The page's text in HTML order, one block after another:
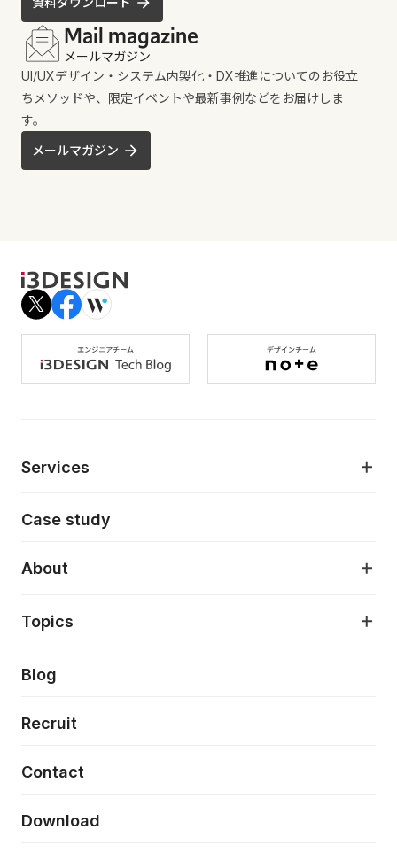
Mail magazine
メールマガジン
UI/UXデザイン・システム内製化・DX推進についてのお役立
ちメソッドや、限定イベントや最新事例などをお届けしま
す。
メールマガジン
Services
AI駆動開発支援
モダナイゼーション
特徴量エンジニアリングと生成AI
フロントエンド開発
Case study
About
About
Topics
Press release
News
Event/Seminer
Blog
Recruit
Contact
Download